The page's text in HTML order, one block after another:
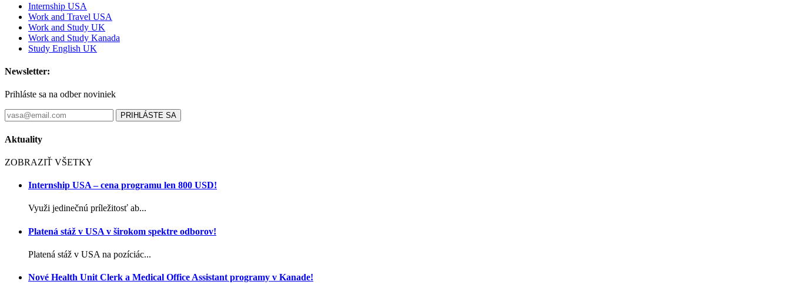
Internship USA
Work and Travel USA
Work and Study UK
Work and Study Kanada
Study English UK
Newsletter:
Prihláste sa na odber noviniek
PRIHLÁSTE SA
Aktuality
ZOBRAZIŤ VŠETKY
Internship USA – cena programu len 800 USD!
Využi jedinečnú príležitosť ab...
Platená stáž v USA v širokom spektre odborov!
Platená stáž v USA na pozíciác...
Nové Health Unit Clerk a Medical Office Assistant programy v Kanade!